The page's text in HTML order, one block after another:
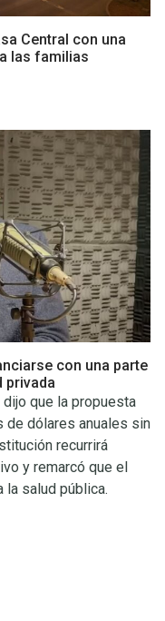
Central con una
las familias
con una parte
privada
que la propuesta
de dólares anuales sin
recurrirá
y remarcó que el
la salud pública.